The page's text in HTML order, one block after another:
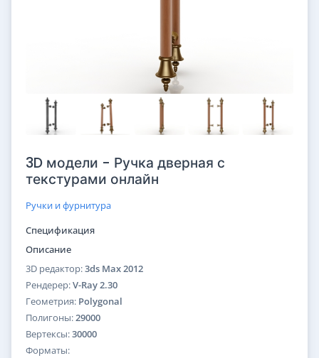
3D модели - Ручка дверная с
текстурами онлайн
Ручки и фурнитура
Спецификация
Описание
3D редактор:3ds Max 2012
Рендерер:V-Ray 2.30
Геометрия: Polygonal
Полигоны:29000
Вертексы:30000
Форматы: